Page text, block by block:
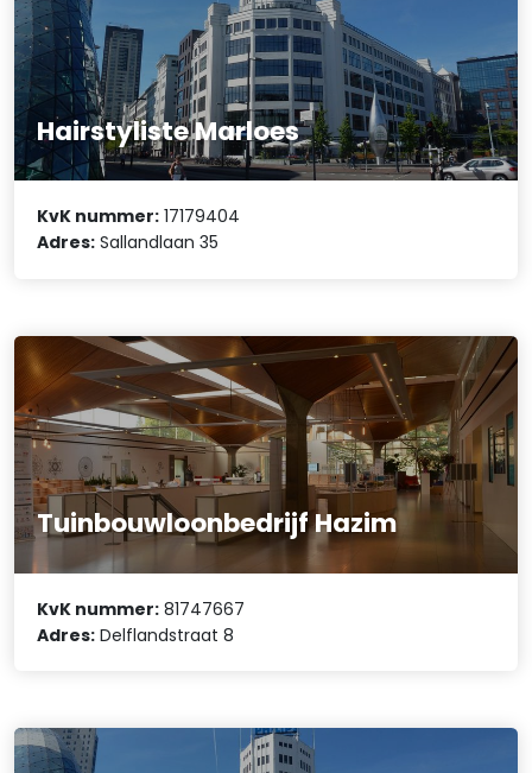
Hairstyliste Marloes
KvK nummer: 17179404
Adres: Sallandlaan 35
Tuinbouwloonbedrijf Hazim
KvK nummer: 81747667
Adres: Delflandstraat 8